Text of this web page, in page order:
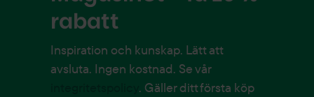
rabatt
Inspiration och kunskap. Lätt att
avsluta. Ingen kostnad. Se vår
. Gäller ditt första köp